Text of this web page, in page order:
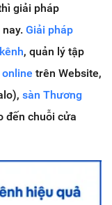
giải pháp
Giải pháp
, quản lý tập
trên Website,
sàn Thương
đến chuỗi cửa